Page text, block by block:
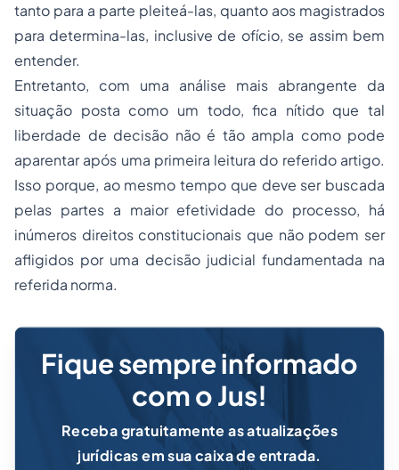
tanto para a parte pleiteá-las, quanto aos magistrados
para determina-las, inclusive de ofício, se assim bem
entender.
Entretanto, com uma análise mais abrangente da
situação posta como um todo, fica nítido que tal
liberdade de decisão não é tão ampla como pode
aparentar após uma primeira leitura do referido artigo.
Isso porque, ao mesmo tempo que deve ser buscada
pelas partes a maior efetividade do processo, há
inúmeros direitos constitucionais que não podem ser
afligidos por uma decisão judicial fundamentada na
referida norma.
Fique sempre informado
com o Jus!
Receba gratuitamente as atualizações
jurídicas em sua caixa de entrada.